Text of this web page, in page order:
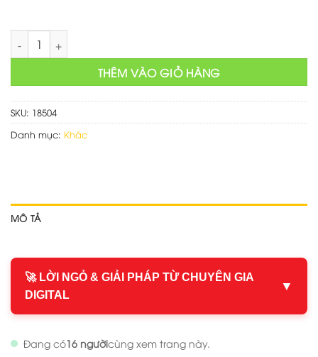
Thiết kế web dịch vụ xăm hình số lượng
THÊM VÀO GIỎ HÀNG
SKU: 18504
Danh mục: Khác
MÔ TẢ
🚀 LỜI NGỎ & GIẢI PHÁP TỪ CHUYÊN GIA
DIGITAL
▼
Đang có16 ngườicùng xem trang này.